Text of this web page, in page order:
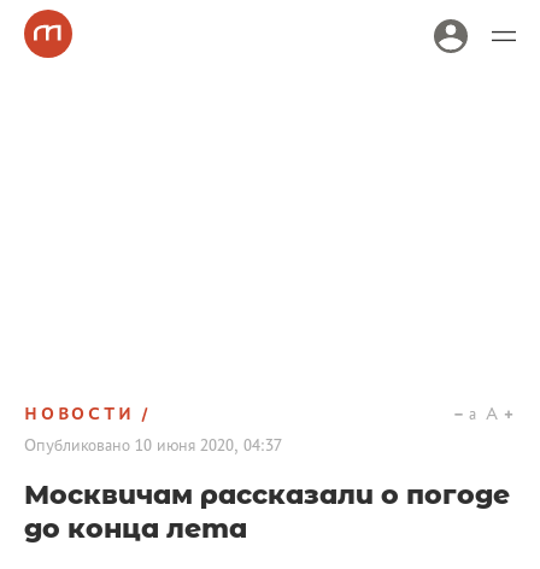
НОВОСТИ
Опубликовано 10 июня 2020, 04:37
a A
Москвичам рассказали о погоде
до конца лета